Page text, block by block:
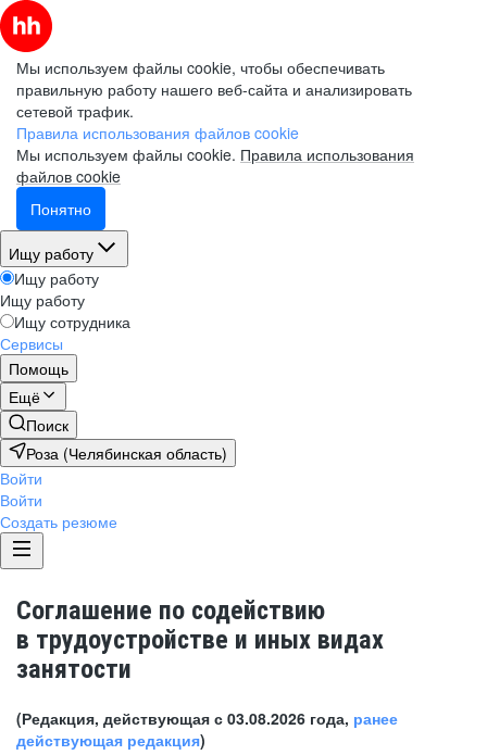
Мы используем файлы cookie, чтобы обеспечивать
правильную работу нашего веб-сайта и анализировать
сетевой трафик.
Правила использования файлов cookie
Мы используем файлы cookie. Правила использования
файлов cookie
Понятно
Ищу работу
Ищу работу
Ищу работу
Ищу сотрудника
Сервисы
Помощь
Ещё
Поиск
Роза (Челябинская область)
Войти
Войти
Создать резюме
Соглашение по содействию
в трудоустройстве и иных видах
занятости
(Редакция, действующая с 03.08.2026 года, ранее
действующая редакция)